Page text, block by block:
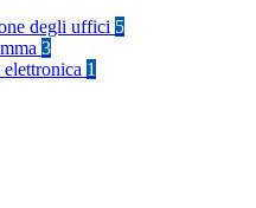
degli uffici 5
3
1